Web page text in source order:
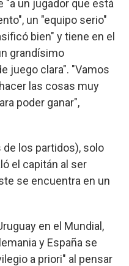
"a un jugador que está
un "equipo serio"
bien" y tiene en el
grandísimo
juego clara". "Vamos
las cosas muy
poder ganar",
de los partidos), solo
el capitán al ser
se encuentra en un
en el Mundial,
y España se
a priori" al pensar